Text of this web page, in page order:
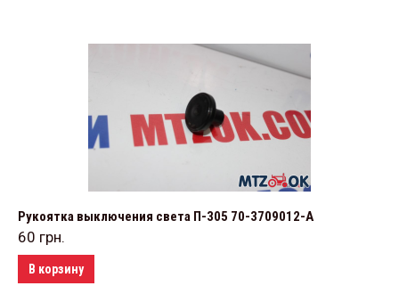
Рукоятка выключения света П-305 70-3709012-А
60 грн.
В корзину